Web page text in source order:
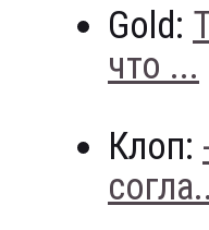
Gold:
что ...
Клоп: